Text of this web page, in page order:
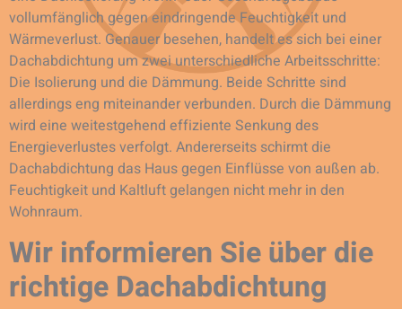
vollumfänglich gegen eindringende Feuchtigkeit und
Wärmeverlust. Genauer besehen, handelt es sich bei einer
Dachabdichtung um zwei unterschiedliche Arbeitsschritte:
Die Isolierung und die Dämmung. Beide Schritte sind
allerdings eng miteinander verbunden. Durch die Dämmung
wird eine weitestgehend effiziente Senkung des
Energieverlustes verfolgt. Andererseits schirmt die
Dachabdichtung das Haus gegen Einflüsse von außen ab.
Feuchtigkeit und Kaltluft gelangen nicht mehr in den
Wohnraum.
Wir informieren Sie über die
richtige Dachabdichtung